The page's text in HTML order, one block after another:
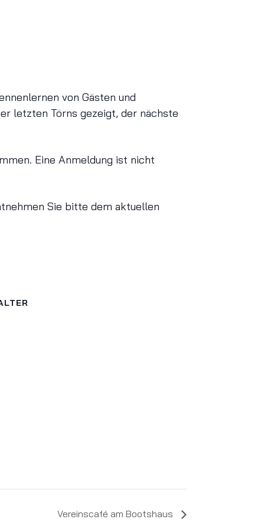
von Gästen und
letzten Törns gezeigt, der nächste
Eine Anmeldung ist nicht
Sie bitte dem aktuellen
Vereinscafé am Bootshaus